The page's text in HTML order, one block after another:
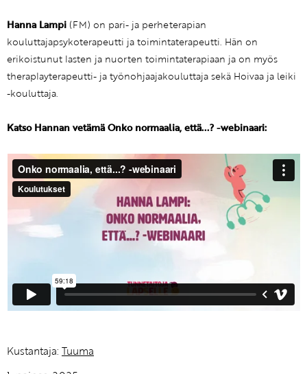
Hanna Lampi (FM) on pari- ja perheterapian
kouluttajapsykoterapeutti ja toimintaterapeutti. Hän on
erikoistunut lasten ja nuorten toimintaterapiaan ja on myös
theraplayterapeutti- ja työnohjaajakouluttaja sekä Hoivaa ja leiki
-kouluttaja.
Katso Hannan vetämä Onko normaalia, että...? -webinaari:
Kustantaja: Tuuma